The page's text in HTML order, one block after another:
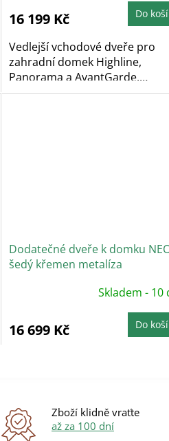
16 199 Kč Do
Vedlejší vchodové dveře pro
zahradní domek Highline,
Panorama a AvantGarde,
umožňují...
Dodatečné dveře k domku
šedý křemen metalíza
Skladem - 10
16 699 Kč Do
d
a
Zboží klidně vraťte
až za 100 dní